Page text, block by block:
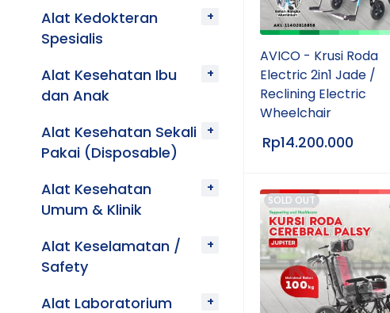
Alat Kedokteran
Spesialis
Alat Kesehatan Ibu
dan Anak
Alat Kesehatan Sekali
Pakai (Disposable)
Alat Kesehatan
Umum & Klinik
Alat Keselamatan /
Safety
Alat Laboratorium
AVICO - Krusi Roda
Electric 2in1 Jade /
Reclining Electric
Wheelchair
Rp14.200.000
SOLD OUT